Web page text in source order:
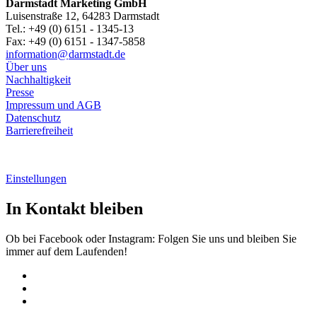
Darmstadt Marketing GmbH
Luisenstraße 12, 64283 Darmstadt
Tel.: +49 (0) 6151 - 1345-13
Fax: +49 (0) 6151 - 1347-5858
information@darmstadt.de
Über uns
Nachhaltigkeit
Presse
Impressum und AGB
Datenschutz
Barrierefreiheit
Einstellungen
In Kontakt bleiben
Ob bei Facebook oder Instagram: Folgen Sie uns und bleiben Sie
immer auf dem Laufenden!